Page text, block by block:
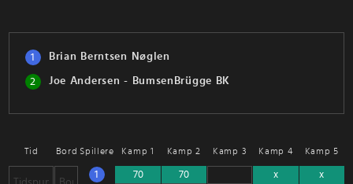
1
Brian Berntsen Nøglen
2
Joe Andersen - BumsenBrügge BK
Tid Bord Spillere Kamp 1 Kamp 2 Kamp 3 Kamp 4 Kamp 5
1